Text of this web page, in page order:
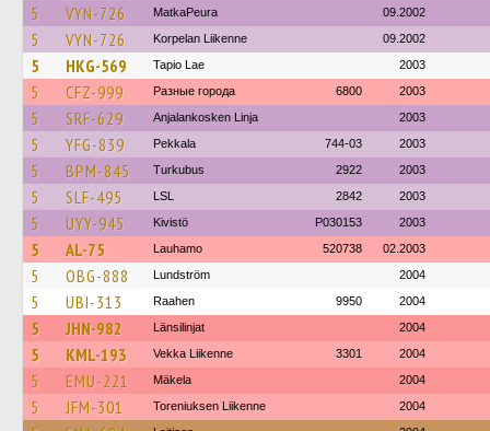
5 VYN-726 MatkaPeura 09.2002
5 VYN-726 Korpelan Liikenne 09.2002
5 HKG-569 Tapio Lae 2003
5 CFZ-999 Разные города 6800 2003
5 SRF-629 Anjalankosken Linja 2003
5 YFG-839 Pekkala 744-03 2003
5 BPM-845 Turkubus 2922 2003
5 SLF-495 LSL 2842 2003
5 UYY-945 Kivistö P030153 2003
5 AL-75 Lauhamo 520738 02.2003
5 OBG-888 Lundström 2004
5 UBI-313 Raahen 9950 2004
5 JHN-982 Länsilinjat 2004
5 KML-193 Vekka Liikenne 3301 2004
5 EMU-221 Mäkela 2004
5 JFM-301 Toreniuksen Liikenne 2004